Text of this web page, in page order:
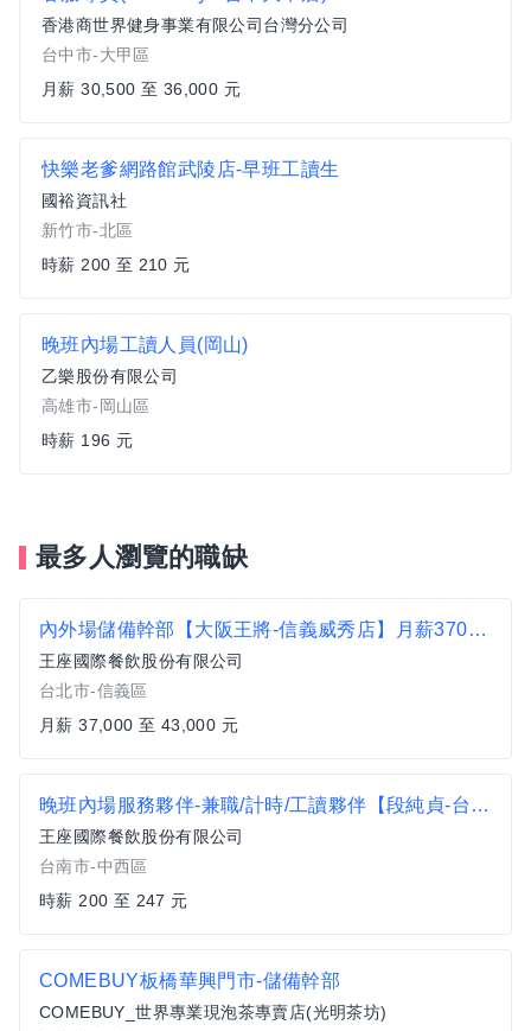
香港商世界健身事業有限公司台灣分公司
台中市-大甲區
月薪 30,500 至 36,000 元
快樂老爹網路館武陵店-早班工讀生
國裕資訊社
新竹市-北區
時薪 200 至 210 元
晚班內場工讀人員(岡山)
乙樂股份有限公司
高雄市-岡山區
時薪 196 元
最多人瀏覽的職缺
內外場儲備幹部【大阪王將-信義威秀店】月薪37000~43000#另有門市達標獎金 無經驗可
王座國際餐飲股份有限公司
台北市-信義區
月薪 37,000 至 43,000 元
晚班內場服務夥伴-兼職/計時/工讀夥伴【段純貞-台南小西門店】時薪$200-$247、加碼假日津貼可達時薪$212-$259
王座國際餐飲股份有限公司
台南市-中西區
時薪 200 至 247 元
COMEBUY板橋華興門市-儲備幹部
COMEBUY_世界專業現泡茶專賣店(光明茶坊)